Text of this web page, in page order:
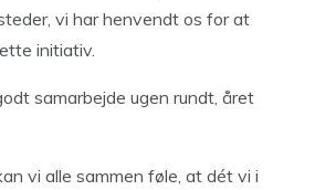
vi har henvendt os for at
initiativ.
samarbejde ugen rundt, året
vi alle sammen føle, at dét vi i